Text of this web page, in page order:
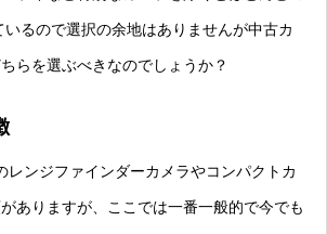
るので選択の余地はありませんが中古カ
らを選ぶべきなのでしょうか？
レンジファインダーカメラやコンパクトカ
ありますが、ここでは一番一般的で今でも